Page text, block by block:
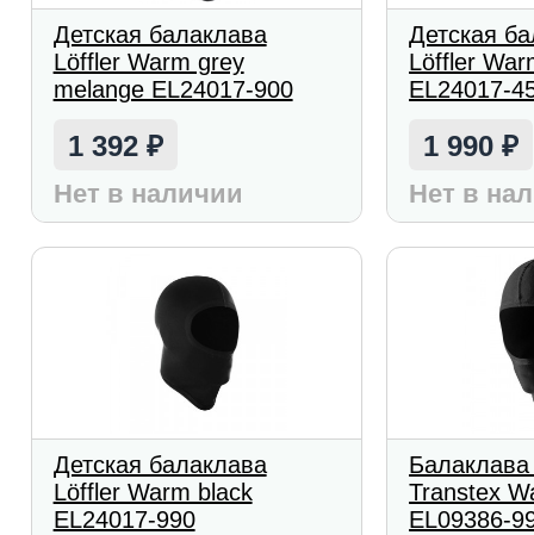
Детская балаклава
Löffler Warm grey
melange EL24017-900
1 392 ₽
Нет в наличии
Детская
Löffler
EL24017-
1 990₽
Нет в
Детская балаклава
Löffler Warm black
EL24017-990
Transtex
EL09386-